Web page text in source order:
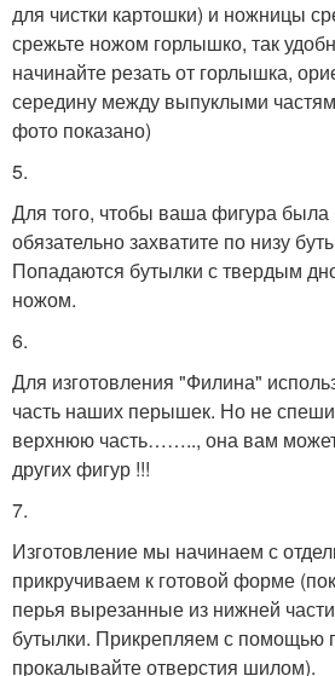
для чистки картошки) и ножницы
срежьте ножом горлышко, так
начинайте резать от горлышка,
середину между выпуклыми
фото показано)
5.
Для того, чтобы ваша фигура
обязательно захватите по низу
Попадаются бутылки с твердым
ножом.
6.
Для изготовления "Филина"
часть наших перышек. Но не
верхнюю часть…….., она вам может
других фигур !!!
7.
Изготовление мы начинаем с
прикручиваем к готовой форме
перья вырезанные из нижней
бутылки. Прикрепляем с помощью
прокалывайте отверстия шилом).